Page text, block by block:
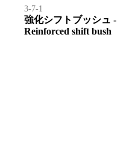
3-7-1
強化シフトブッシュ -
Reinforced shift bush